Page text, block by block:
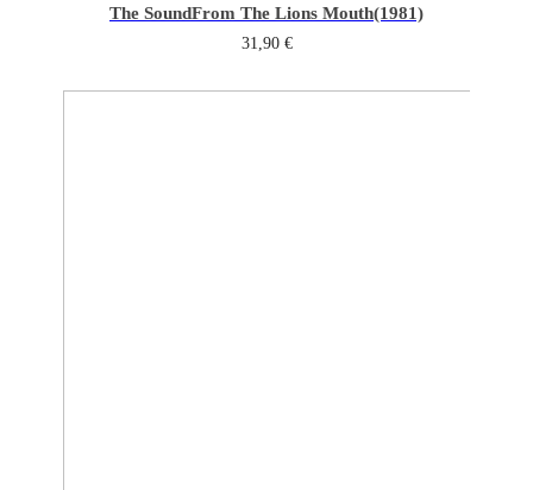
The SoundFrom The Lions Mouth(1981)
31,90 €